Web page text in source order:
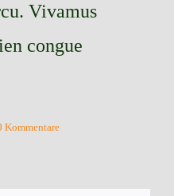
Vivamus
congue
Kommentare